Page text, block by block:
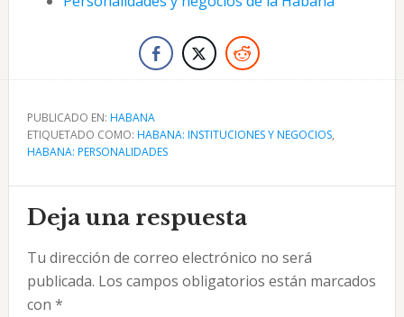
PUBLICADO EN: HABANA
ETIQUETADO COMO: HABANA: INSTITUCIONES Y NEGOCIOS,
HABANA: PERSONALIDADES
Interacciones
con
los
lectores
Deja una respuesta
Tu dirección de correo electrónico no será
publicada. Los campos obligatorios están marcados
con *